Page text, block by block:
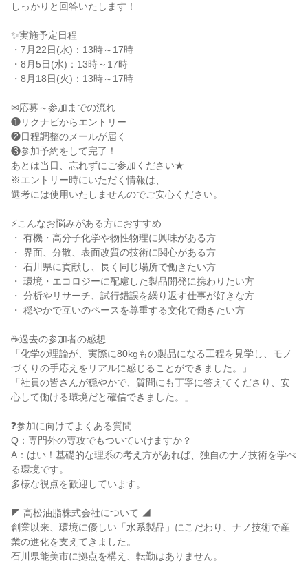
しっかりと回答いたします！
✨実施予定日程
・7月22日(水)：13時～17時
・8月5日(水)：13時～17時
・8月18日(火)：13時～17時
✉応募～参加までの流れ
❶リクナビからエントリー
❷日程調整のメールが届く
❸参加予約をして完了！
あとは当日、忘れずにご参加ください★
※エントリー時にいただく情報は、
選考には使用いたしませんのでご安心ください。
⚡こんなお悩みがある方におすすめ
・ 有機・高分子化学や物性物理に興味がある方
・ 界面、分散、表面改質の技術に関心がある方
・ 石川県に貢献し、長く同じ場所で働きたい方
・ 環境・エコロジーに配慮した製品開発に携わりたい方
・ 分析やリサーチ、試行錯誤を繰り返す仕事が好きな方
・ 穏やかで互いのペースを尊重する文化で働きたい方
☕過去の参加者の感想
「化学の理論が、実際に80kgもの製品になる工程を見学し、モノ
づくりの手応えをリアルに感じることができました。」
「社員の皆さんが穏やかで、質問にも丁寧に答えてくださり、安
心して働ける環境だと確信できました。」
❓参加に向けてよくある質問
Q：専門外の専攻でもついていけますか？
A：はい！基礎的な理系の考え方があれば、独自のナノ技術を学べ
る環境です。
多様な視点を歓迎しています。
◤ 高松油脂株式会社について ◢
創業以来、環境に優しい「水系製品」にこだわり、ナノ技術で産
業の進化を支えてきました。
石川県能美市に拠点を構え、転勤はありません。